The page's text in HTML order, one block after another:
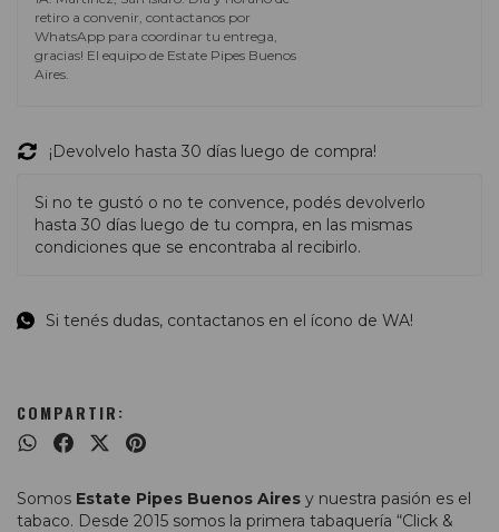
retiro a convenir, contactanos por
WhatsApp para coordinar tu entrega,
gracias! El equipo de Estate Pipes Buenos
Aires.
¡Devolvelo hasta 30 días luego de compra!
Si no te gustó o no te convence, podés devolverlo
hasta 30 días luego de tu compra, en las mismas
condiciones que se encontraba al recibirlo.
Si tenés dudas, contactanos en el ícono de WA!
COMPARTIR:
Somos Estate Pipes Buenos Aires y nuestra pasión es el
tabaco. Desde 2015 somos la primera tabaquería “Click &